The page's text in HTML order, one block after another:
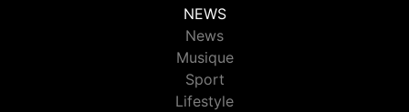
NEWS
News
Musique
Sport
Lifestyle